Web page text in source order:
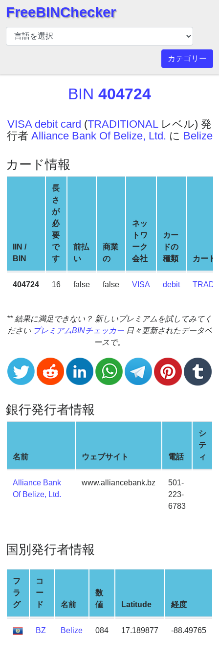
BIN
チ
検
索
番
号
Generator
BIN
Checker
v2
BIN
CC
from
Banks
Credit
Card
Validator
Card
Generator
Card
Generator
Generate
Credit
Credit
Card
Checker
Service
What
is
My
FreeBINChecker
カテゴリー
BIN 404724
VISA debit card (TRADITIONALレベル) 発
行者 Alliance Bank Of Belize, Ltd. に Belize
カード情報
IIN /
BIN
長
さ
が
必
要
で
す
前払
い
商業
の
ネッ
トワ
ーク
会社
カー
ドの
種類
カード
404724 16 false false VISA debit
** 結果に満足できない？ 新しいプレミアムを試してみてく
ださい プレミアムBINチェッカー日々更新されたデータベ
ースで。
銀行発行者情報
名前 ウェブサイト 電話
シ
テ
ィ
Alliance Bank
Of Belize, Ltd.
www.alliancebank.bz
501-
223-
6783
国別発行者情報
フ
ラ
グ
コ
ー
ド
名前
数
値
Latitude 経度
BZ Belize 084 17.189877 -88.49765